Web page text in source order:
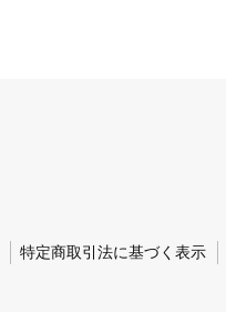
特定商取引法に基づく表示